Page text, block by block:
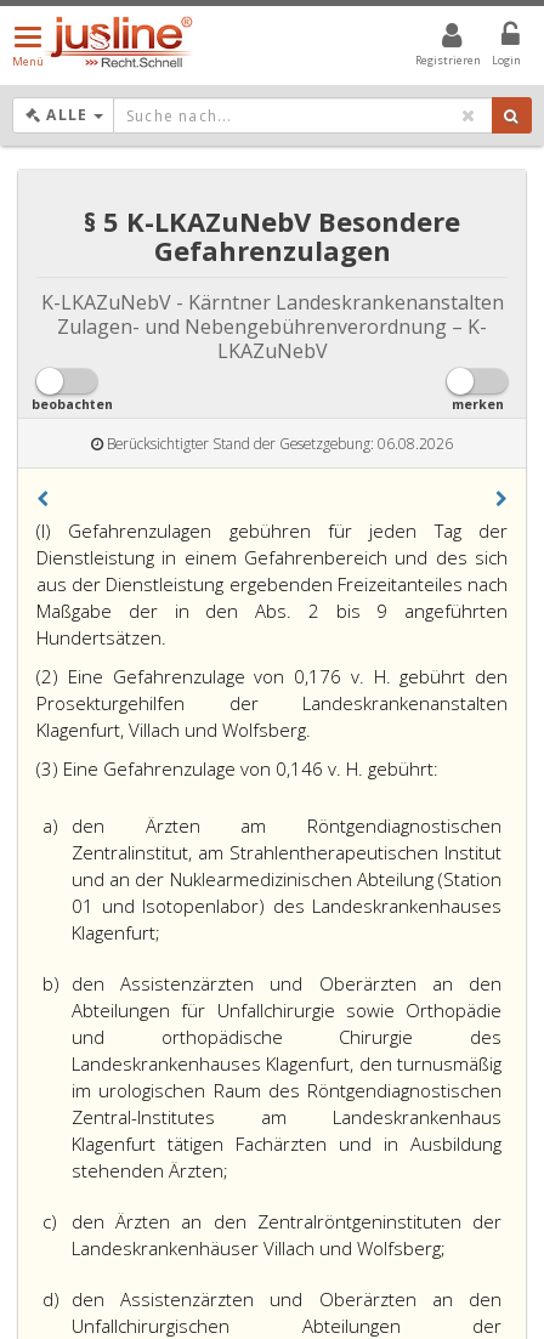
Registrieren Login
Menü
öffnen/schließen
Menü
ALLE DROPDOWN: GEWÄHLTER WERT IST ALLE
§ 5 K-LKAZuNebV Besondere
Gefahrenzulagen
K-LKAZuNebV - Kärntner Landeskrankenanstalten
Zulagen- und Nebengebührenverordnung – K-
LKAZuNebV
beobachten merken
Berücksichtigter Stand der Gesetzgebung: 06.08.2026
(l) Gefahrenzulagen gebühren für jeden Tag der
Dienstleistung in einem Gefahrenbereich und des sich
aus der Dienstleistung ergebenden Freizeitanteiles nach
Maßgabe der in den Abs. 2 bis 9 angeführten
Hundertsätzen.
(2) Eine Gefahrenzulage von 0,176 v. H. gebührt den
Prosekturgehilfen der Landeskrankenanstalten
Klagenfurt, Villach und Wolfsberg.
(3) Eine Gefahrenzulage von 0,146 v. H. gebührt:
a)
den Ärzten am Röntgendiagnostischen
Zentralinstitut, am Strahlentherapeutischen Institut
und an der Nuklearmedizinischen Abteilung (Station
01 und Isotopenlabor) des Landeskrankenhauses
Klagenfurt;
b) den Assistenzärzten und Oberärzten an den
Abteilungen für Unfallchirurgie sowie Orthopädie
und orthopädische Chirurgie des
Landeskrankenhauses Klagenfurt, den turnusmäßig
im urologischen Raum des Röntgendiagnostischen
Zentral-Institutes am Landeskrankenhaus
Klagenfurt tätigen Fachärzten und in Ausbildung
stehenden Ärzten;
c)
den Ärzten an den Zentralröntgeninstituten der
Landeskrankenhäuser Villach und Wolfsberg;
d) den Assistenzärzten und Oberärzten an den
Unfallchirurgischen Abteilungen der